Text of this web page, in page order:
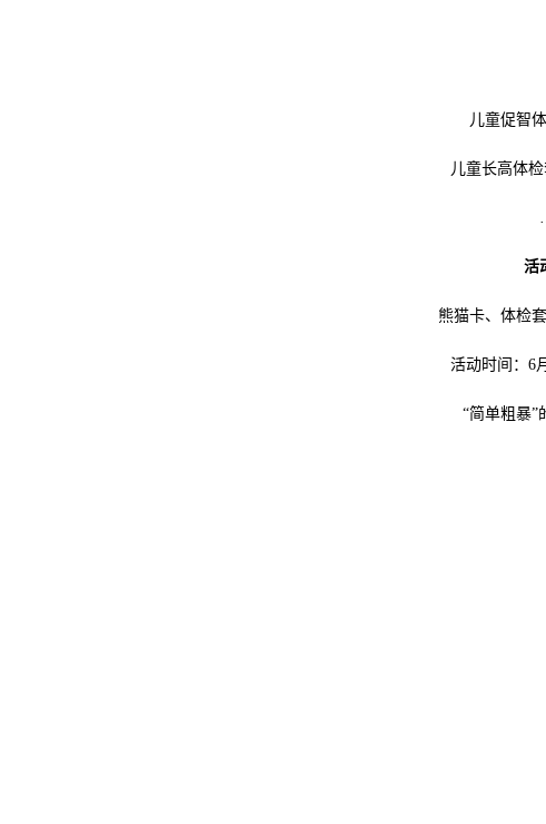
儿童促智
儿童长高体
活
熊猫卡、体检
活动时间： 6
“简单粗暴”